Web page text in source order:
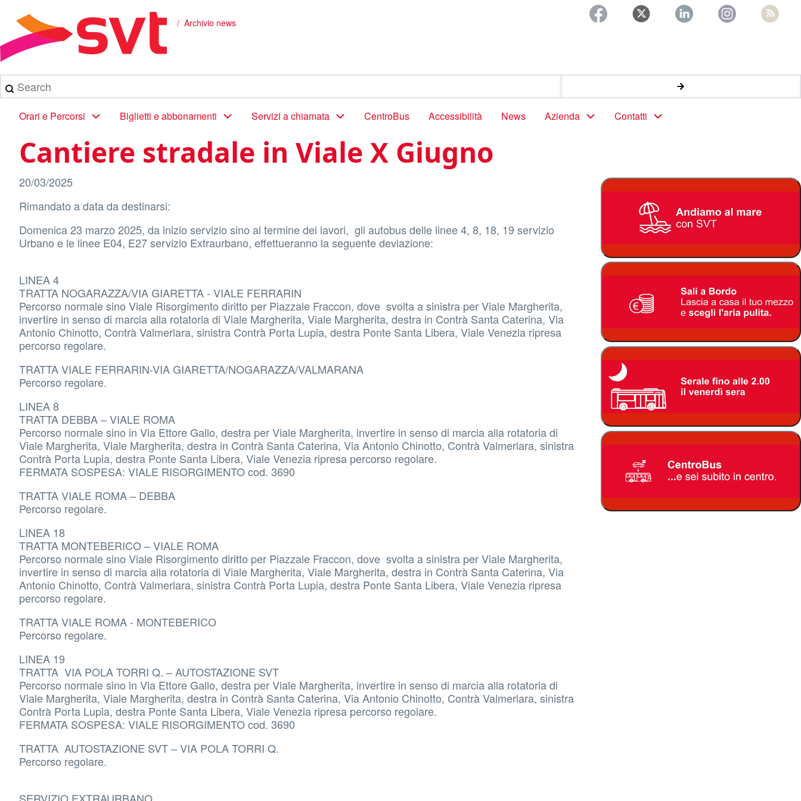
contenuto
principale
Briciole
di
pane
Archivio news
Search
Main
navigation
Orari e Percorsi Biglietti e abbonamenti Servizi a chiamata CentroBus Accessibilità News Azienda Contatti
Cantiere stradale in Viale X Giugno
20/03/2025
Rimandato a data da destinarsi:
Domenica 23 marzo 2025, da inizio servizio sino al termine dei lavori, gli autobus delle linee 4, 8, 18, 19 servizio
Urbano e le linee E04, E27 servizio Extraurbano, effettueranno la seguente deviazione:
LINEA 4
TRATTA NOGARAZZA/VIA GIARETTA - VIALE FERRARIN
Percorso normale sino Viale Risorgimento diritto per Piazzale Fraccon, dove svolta a sinistra per Viale Margherita,
invertire in senso di marcia alla rotatoria di Viale Margherita, Viale Margherita, destra in Contrà Santa Caterina, Via
Antonio Chinotto, Contrà Valmerlara, sinistra Contrà Porta Lupia, destra Ponte Santa Libera, Viale Venezia ripresa
percorso regolare.
TRATTA VIALE FERRARIN-VIA GIARETTA/NOGARAZZA/VALMARANA
Percorso regolare.
LINEA 8
TRATTA DEBBA – VIALE ROMA
Percorso normale sino in Via Ettore Gallo, destra per Viale Margherita, invertire in senso di marcia alla rotatoria di
Viale Margherita, Viale Margherita, destra in Contrà Santa Caterina, Via Antonio Chinotto, Contrà Valmerlara, sinistra
Contrà Porta Lupia, destra Ponte Santa Libera, Viale Venezia ripresa percorso regolare.
FERMATA SOSPESA: VIALE RISORGIMENTO cod. 3690
TRATTA VIALE ROMA – DEBBA
Percorso regolare.
LINEA 18
TRATTA MONTEBERICO – VIALE ROMA
Percorso normale sino Viale Risorgimento diritto per Piazzale Fraccon, dove svolta a sinistra per Viale Margherita,
invertire in senso di marcia alla rotatoria di Viale Margherita, Viale Margherita, destra in Contrà Santa Caterina, Via
Antonio Chinotto, Contrà Valmerlara, sinistra Contrà Porta Lupia, destra Ponte Santa Libera, Viale Venezia ripresa
percorso regolare.
TRATTA VIALE ROMA - MONTEBERICO
Percorso regolare.
LINEA 19
TRATTA VIA POLA TORRI Q. – AUTOSTAZIONE SVT
Percorso normale sino in Via Ettore Gallo, destra per Viale Margherita, invertire in senso di marcia alla rotatoria di
Viale Margherita, Viale Margherita, destra in Contrà Santa Caterina, Via Antonio Chinotto, Contrà Valmerlara, sinistra
Contrà Porta Lupia, destra Ponte Santa Libera, Viale Venezia ripresa percorso regolare.
FERMATA SOSPESA: VIALE RISORGIMENTO cod. 3690
TRATTA AUTOSTAZIONE SVT – VIA POLA TORRI Q.
Percorso regolare.